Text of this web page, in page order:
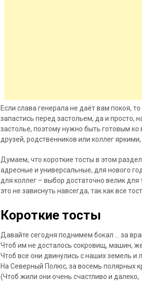
Если слава генерала не даёт вам покоя,
запастись перед застольем, да и просто,
застолье, поэтому нужно быть готовым
друзей, родственников или коллег
Думаем, что короткие тосты в этом
адресные и универсальные, для нового
для коллег – выбор достаточно велик
это не зависнуть навсегда, так как все
Короткие тосты
Давайте сегодня поднимем бокал … за
Чтоб им не досталось сокровищ, машин,
Чтоб все они двинулись с наших земель и
На Северный Полюс, за восемь полярных
(Чтоб жили они очень счастливо и далеко,